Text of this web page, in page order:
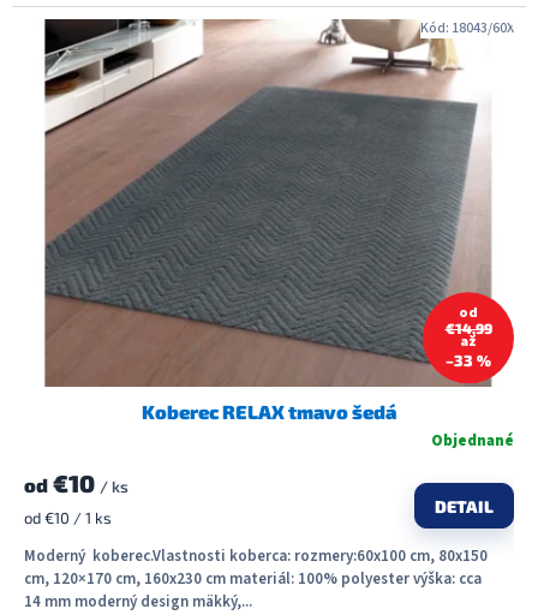
od
€14,99
až
–33 %
Koberec RELAX tmavo šedá
Objednané
od €10 / ks
Jednotková
od €10 / 1 ks
DETAIL
Moderný koberec.Vlastnosti koberca: rozmery:60x100 cm, 80x150
cm, 120×170 cm, 160x230 cm materiál: 100% polyester výška: cca
14 mm moderný design mäkký,...
Kód: 18043/60X